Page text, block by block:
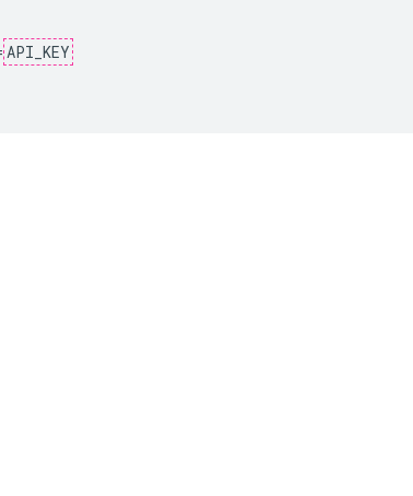
API_KEY